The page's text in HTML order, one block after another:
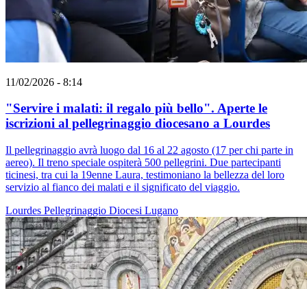
11/02/2026 - 8:14
"Servire i malati: il regalo più bello". Aperte le
iscrizioni al pellegrinaggio diocesano a Lourdes
Il pellegrinaggio avrà luogo dal 16 al 22 agosto (17 per chi parte in
aereo). Il treno speciale ospiterà 500 pellegrini. Due partecipanti
ticinesi, tra cui la 19enne Laura, testimoniano la bellezza del loro
servizio al fianco dei malati e il significato del viaggio.
Lourdes Pellegrinaggio Diocesi Lugano